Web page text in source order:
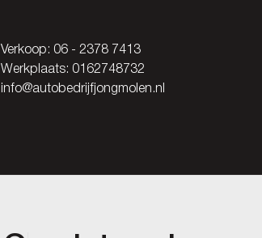
Verkoop: 06 - 2378 7413
Werkplaats: 0162748732
info@autobedrijfjongmolen.nl